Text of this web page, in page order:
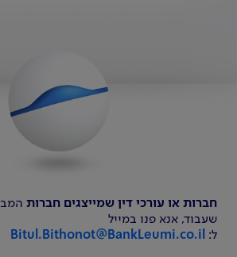
חברות או עורכי דין שמייצגים חברות
שעבוד, אנא פנו במייל
ל: Bitul.Bithonot@BankLeumi.co.il